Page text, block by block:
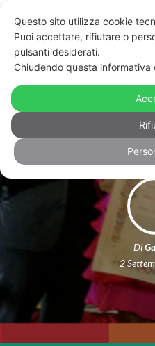
Premio a Maria
vita tra cultura
Di
2
Questo sito utilizza cookie
Puoi accettare, rifiutare o
pulsanti desiderati.
Chiudendo questa